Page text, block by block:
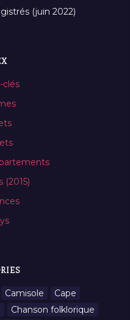
(juin 2022)
clés
(2015)
Camisole
Cape
Chanson folklorique